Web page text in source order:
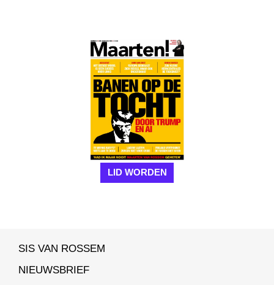
LID WORDEN
SIS VAN ROSSEM
NIEUWSBRIEF